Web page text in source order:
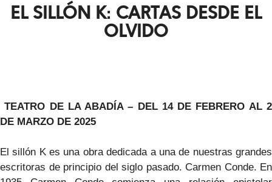
EL SILLÓN K: CARTAS DESDE EL
OLVIDO
TEATRO DE LA ABADÍA – DEL 14 DE FEBRERO AL 2
DE MARZO DE 2025
El sillón K es una obra dedicada a una de nuestras grandes
escritoras de principio del siglo pasado. Carmen Conde. En